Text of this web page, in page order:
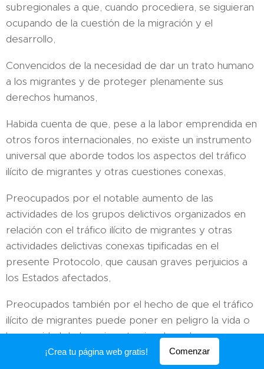
subregionales a que, cuando procediera, se siguieran
ocupando de la cuestión de la migración y el
desarrollo,
Convencidos de la necesidad de dar un trato humano
a los migrantes y de proteger plenamente sus
derechos humanos,
Habida cuenta de que, pese a la labor emprendida en
otros foros internacionales, no existe un instrumento
universal que aborde todos los aspectos del tráfico
ilícito de migrantes y otras cuestiones conexas,
Preocupados por el notable aumento de las
actividades de los grupos delictivos organizados en
relación con el tráfico ilícito de migrantes y otras
actividades delictivas conexas tipificadas en el
presente Protocolo, que causan graves perjuicios a
los Estados afectados,
Preocupados también por el hecho de que el tráfico
ilícito de migrantes puede poner en peligro la vida o
la seguridad de los migrantes involucrados,
Recordando la resolución 53/111 de la Asamblea
¡Crea tu página web gratis! Comenzar